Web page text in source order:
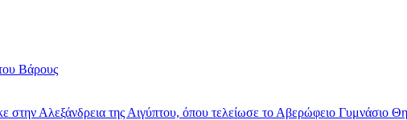
Βάρους
Αλεξάνδρεια της Αιγύπτου, όπου τελείωσε το Αβερώφειο Γυμνάσιο